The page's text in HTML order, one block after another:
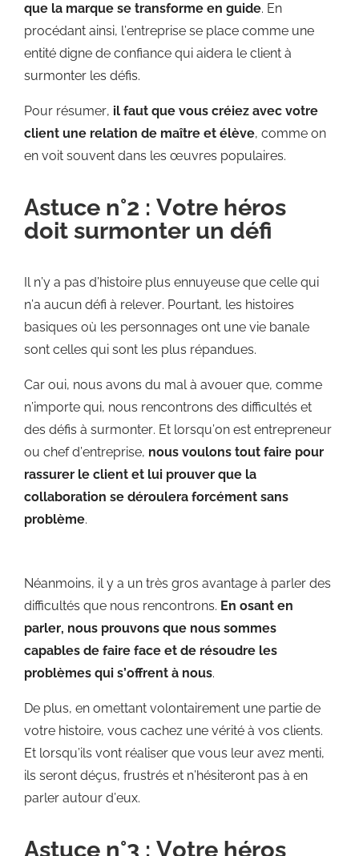
que la marque se transforme en guide. En
procédant ainsi, l’entreprise se place comme une
entité digne de confiance qui aidera le client à
surmonter les défis.
Pour résumer, il faut que vous créiez avec votre
client une relation de maître et élève, comme on
en voit souvent dans les œuvres populaires.
Astuce n°2 : Votre héros
doit surmonter un défi
Il n’y a pas d’histoire plus ennuyeuse que celle qui
n’a aucun défi à relever. Pourtant, les histoires
basiques où les personnages ont une vie banale
sont celles qui sont les plus répandues.
Car oui, nous avons du mal à avouer que, comme
n’importe qui, nous rencontrons des difficultés et
des défis à surmonter. Et lorsqu’on est entrepreneur
ou chef d’entreprise, nous voulons tout faire pour
rassurer le client et lui prouver que la
collaboration se déroulera forcément sans
problème.
Néanmoins, il y a un très gros avantage à parler des
difficultés que nous rencontrons. En osant en
parler, nous prouvons que nous sommes
capables de faire face et de résoudre les
problèmes qui s’offrent à nous.
De plus, en omettant volontairement une partie de
votre histoire, vous cachez une vérité à vos clients.
Et lorsqu’ils vont réaliser que vous leur avez menti,
ils seront déçus, frustrés et n’hésiteront pas à en
parler autour d’eux.
Astuce n°3 : Votre héros